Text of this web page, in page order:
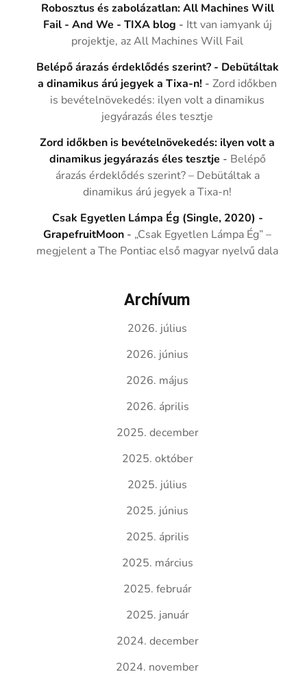
Robosztus és zabolázatlan: All Machines Will
Fail - And We - TIXA blog - Itt van iamyank új
projektje, az All Machines Will Fail
Belépő árazás érdeklődés szerint? - Debütáltak
a dinamikus árú jegyek a Tixa-n! -Zord időkben
is bevételnövekedés: ilyen volt a dinamikus
jegyárazás éles tesztje
Zord időkben is bevételnövekedés: ilyen volt a
dinamikus jegyárazás éles tesztje - Belépő
árazás érdeklődés szerint? – Debütáltak a
dinamikus árú jegyek a Tixa-n!
Csak Egyetlen Lámpa Ég (Single, 2020) -
GrapefruitMoon - „Csak Egyetlen Lámpa Ég” –
megjelent a The Pontiac első magyar nyelvű dala
Archívum
2026. július
2026. június
2026. május
2026. április
2025. december
2025. október
2025. július
2025. június
2025. április
2025. március
2025. február
2025. január
2024. december
2024. november